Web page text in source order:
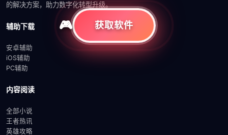
的解决方案，助力数字化转型升级。
辅助下载
安卓辅助
iOS辅助
PC辅助
内容阅读
全部小说
王者热讯
英雄攻略
获取软件